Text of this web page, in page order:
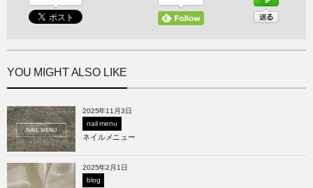
YOU MIGHT ALSO LIKE
2025年11月3日
nail menu
ネイルメニュー
2025年2月1日
blog